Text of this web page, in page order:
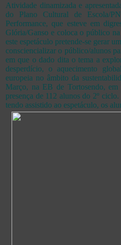
Atividade dinamizada e
do Plano Cultural de Escola/
Performance, que esteve em
Glória/Ganso e coloca o público
este espetáculo pretende-se gerar
consciencializar o público/alunos
em que o dado dita o tema a
desperdício, o aquecimento
europeia no âmbito da
Março, na EB de Tortosendo,
presença de 112 alunos do 2º
tendo assistido ao espetáculo, os